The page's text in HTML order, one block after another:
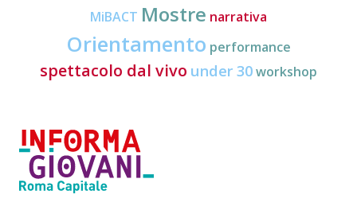
MiBACT Mostre narrativa
Orientamento performance
spettacolo dal vivo under 30workshop